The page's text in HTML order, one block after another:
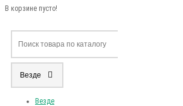
В корзине пусто!
Везде
Везде